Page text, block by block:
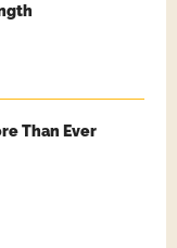
Than Ever